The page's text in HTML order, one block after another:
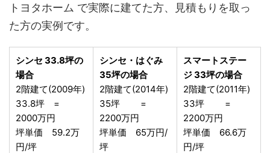
トヨタホーム で実際に建てた方、見積もりを取っ
た方の実例です。
シンセ 33.8坪の
場合
2階建て(2009年)
33.8坪 =
2000万円
坪単価 59.2万
円/坪
シンセ・はぐみ
35坪の場合
2階建て(2014年)
35坪 =
2200万円
坪単価 65万円/
坪
スマートステー
ジ 33坪の場合
2階建て(2011年)
33坪 =
2200万円
坪単価 66.6万
円/坪